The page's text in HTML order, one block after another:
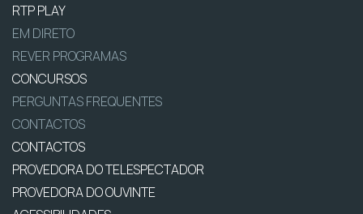
RTP PLAY
EM DIRETO
REVER PROGRAMAS
CONCURSOS
PERGUNTAS FREQUENTES
CONTACTOS
CONTACTOS
PROVEDORA DO TELESPECTADOR
PROVEDORA DO OUVINTE